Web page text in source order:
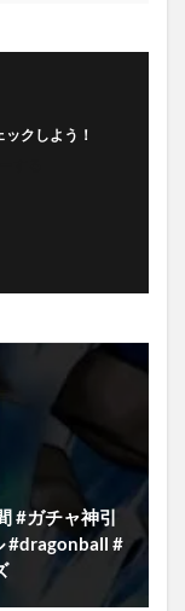
クしよう！
#ガチャ神引
#dragonball #